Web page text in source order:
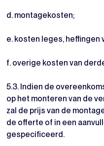
d. montagekosten;
e. kosten leges, heffingen
f. overige kosten van
5.3. Indien de
op het monteren van de
zal de prijs van de
de offerte of in een
gespecificeerd.